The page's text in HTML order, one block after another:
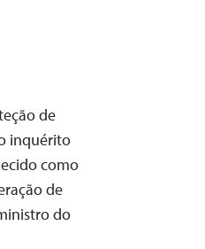
de
inquérito
como
de
do